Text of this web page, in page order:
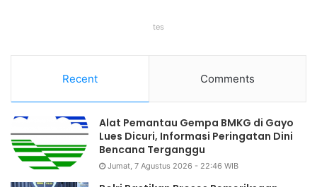
tes
Recent Comments
Alat Pemantau Gempa BMKG di Gayo
Lues Dicuri, Informasi Peringatan Dini
Bencana Terganggu
Jumat, 7 Agustus 2026 - 22:46 WIB